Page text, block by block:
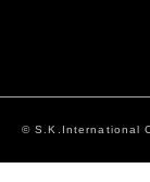
© S.K.International